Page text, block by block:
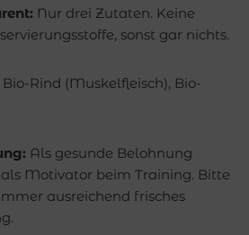
Nur drei Zutaten. Keine
sonst gar nichts.
Bio-Rind (Muskelfleisch), Bio-
Als gesunde Belohnung
Motivator beim Training. Bitte
ausreichend frisches